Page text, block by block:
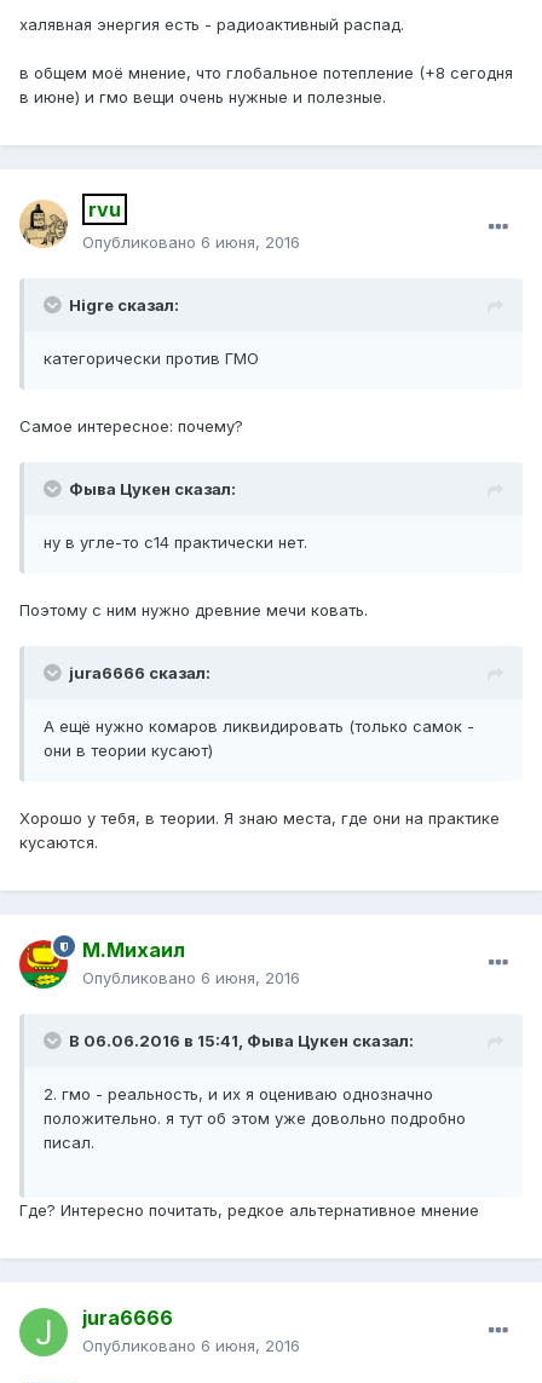
халявная энергия есть - радиоактивный распад.
в общем моё мнение, что глобальное потепление (+8 сегодня
в июне) и гмо вещи очень нужные и полезные.
rvu
Опубликовано 6 июня, 2016
Higre сказал:
категорически против ГМО
Самое интересное: почему?
Фыва Цукен сказал:
ну в угле-то с14 практически нет.
Поэтому с ним нужно древние мечи ковать.
jura6666 сказал:
А ещё нужно комаров ликвидировать (только самок -
они в теории кусают)
Хорошо у тебя, в теории. Я знаю места, где они на практике
кусаются.
М.Михаил
Опубликовано 6 июня, 2016
В 06.06.2016 в 15:41, Фыва Цукен сказал:
2. гмо - реальность, и их я оцениваю однозначно
положительно. я тут об этом уже довольно подробно
писал.
Где? Интересно почитать, редкое альтернативное мнение
jura6666
Опубликовано 6 июня, 2016